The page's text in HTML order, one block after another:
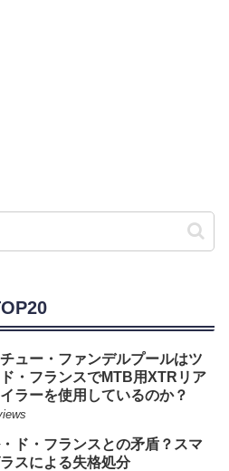
ュー・ファンデルプールはツ
・フランスでMTB用XTRリア
ラーを使用しているのか？
ド・フランスとの矛盾？スマ
スによる失格処分